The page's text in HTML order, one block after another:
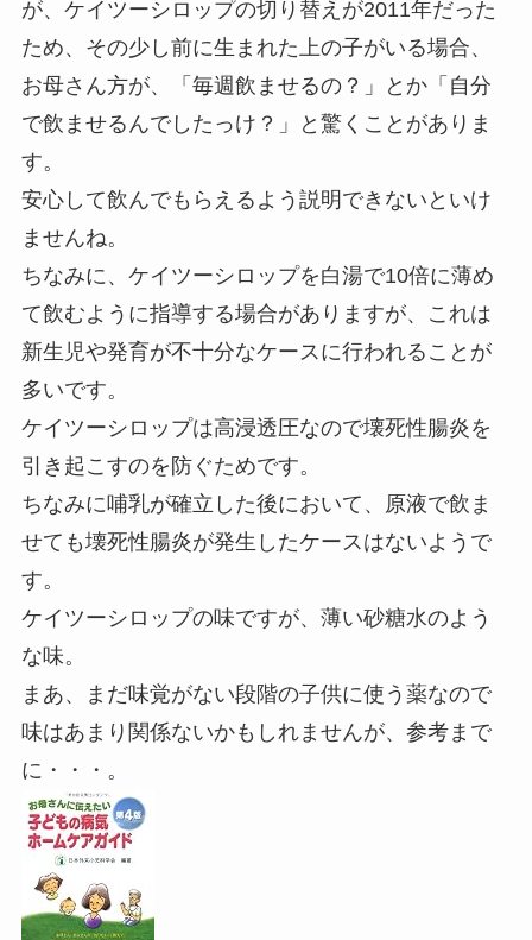
が、ケイツーシロップの切り替えが2011年だった
ため、その少し前に生まれた上の子がいる場合、
お母さん方が、「毎週飲ませるの？」とか「自分
で飲ませるんでしたっけ？」と驚くことがありま
す。
安心して飲んでもらえるよう説明できないといけ
ませんね。
ちなみに、ケイツーシロップを白湯で10倍に薄め
て飲むように指導する場合がありますが、これは
新生児や発育が不十分なケースに行われることが
多いです。
ケイツーシロップは高浸透圧なので壊死性腸炎を
引き起こすのを防ぐためです。
ちなみに哺乳が確立した後において、原液で飲ま
せても壊死性腸炎が発生したケースはないようで
す。
ケイツーシロップの味ですが、薄い砂糖水のよう
な味。
まあ、まだ味覚がない段階の子供に使う薬なので
味はあまり関係ないかもしれませんが、参考まで
に・・・。